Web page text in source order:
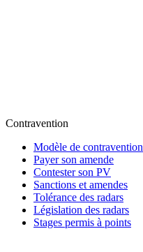
Contravention
Modèle de contravention
Payer son amende
Contester son PV
Sanctions et amendes
Tolérance des radars
Législation des radars
Stages permis à points